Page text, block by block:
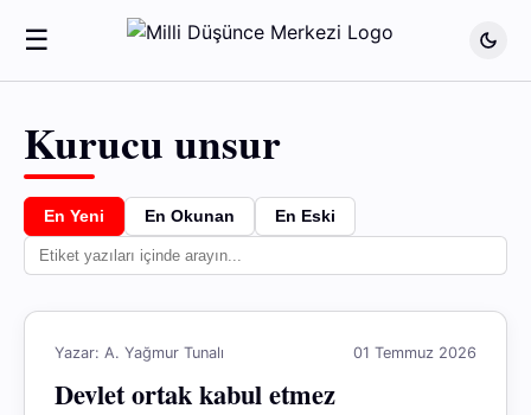
☰
Kurucu unsur
En Yeni En Okunan En Eski
Yazar: A. Yağmur Tunalı 01 Temmuz 2026
Devlet ortak kabul etmez